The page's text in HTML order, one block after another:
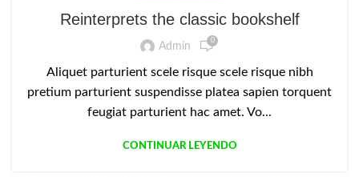
Reinterprets the classic bookshelf
Admin 0
Aliquet parturient scele risque scele risque nibh
pretium parturient suspendisse platea sapien torquent
feugiat parturient hac amet. Vo...
CONTINUAR LEYENDO